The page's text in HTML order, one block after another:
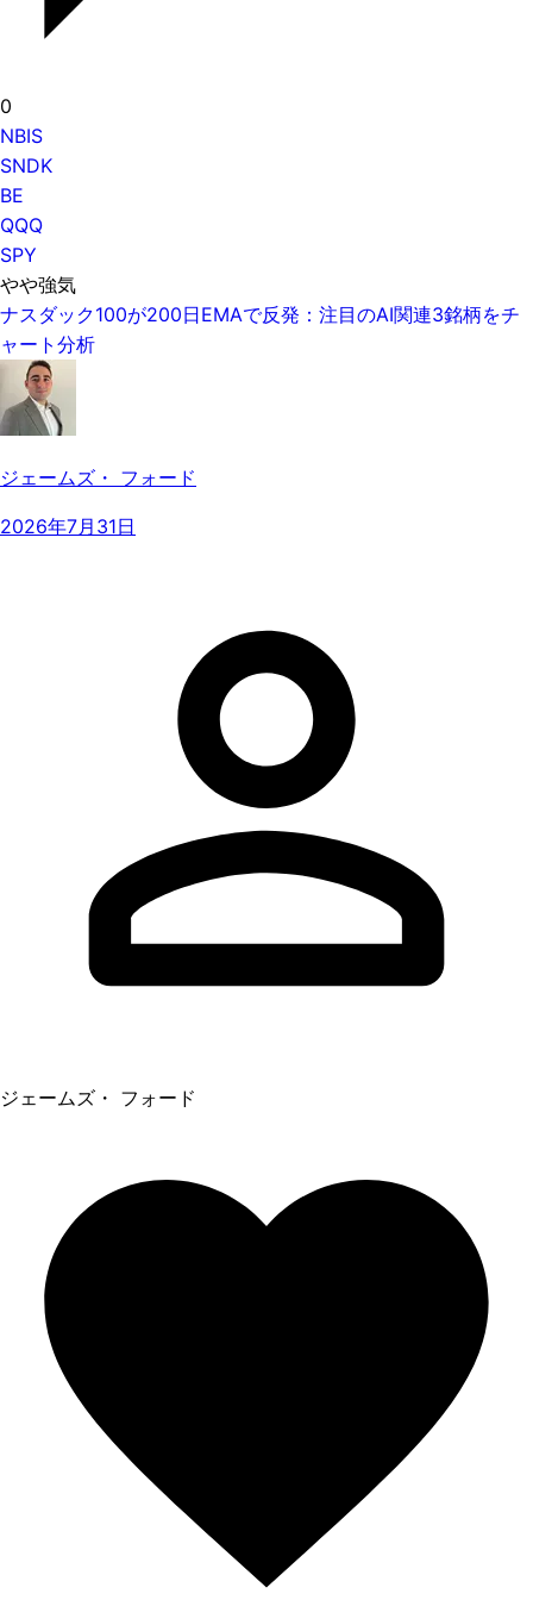
0
NBIS
SNDK
BE
QQQ
SPY
やや強気
ナスダック100が200日EMAで反発：注目のAI関連3銘柄をチ
ャート分析
ジェームズ・ フォード
2026年7月31日
ジェームズ・ フォード